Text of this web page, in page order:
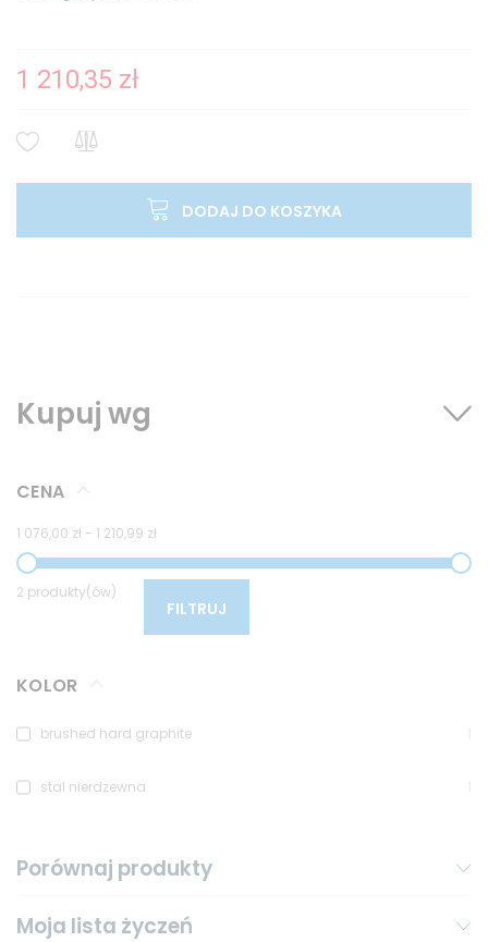
1 210,35 zł
DODAJ DO KOSZYKA
Kupuj wg
CENA
1 076,00 zł - 1 210,99 zł
2 produkty(ów)
FILTRUJ
KOLOR
brushed hard graphite
stal nierdzewna
Porównaj produkty
Moja lista życzeń